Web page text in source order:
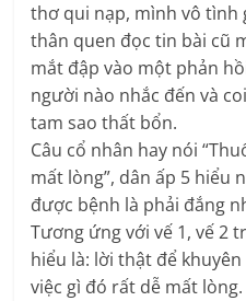
thơ qui nạp, mình vô
thân quen đọc tin bài cũ
mắt đập vào một phản
người nào nhắc đến và
tam sao thất bổn.
Câu cổ nhân hay nói
mất lòng”, dân ấp 5 hiểu
được bệnh là phải đắng
Tương ứng với vế 1, vế 2
hiểu là: lời thật để
việc gì đó rất dễ mất lòng.